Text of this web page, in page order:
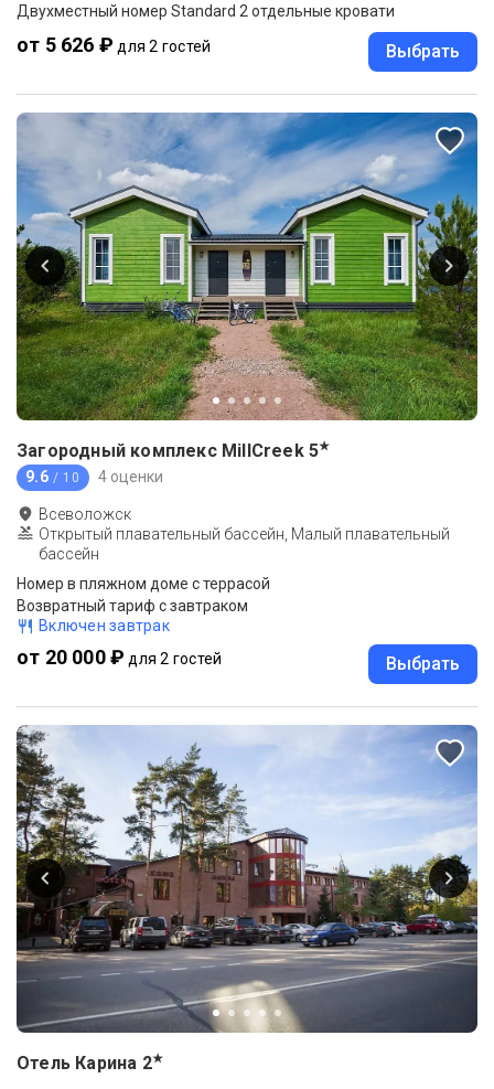
Двухместный номер Standard 2 отдельные кровати
от 5 626 ₽ для 2 гостей Выбрать
Загородный комплекс MillCreek 5★
9.6 / 10 4 оценки
Всеволожск
Открытый плавательный бассейн, Малый плавательный
бассейн
Номер в пляжном доме с террасой
Возвратный тариф с завтраком
Включен завтрак
от 20 000 ₽ для 2 гостей Выбрать
Отель Карина 2★